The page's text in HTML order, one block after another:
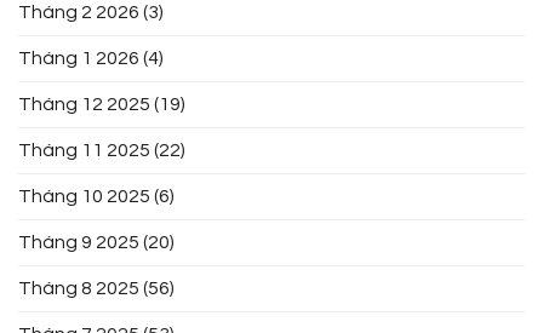
Tháng 2 2026 (3)
Tháng 1 2026 (4)
Tháng 12 2025 (19)
Tháng 11 2025 (22)
Tháng 10 2025 (6)
Tháng 9 2025 (20)
Tháng 8 2025 (56)